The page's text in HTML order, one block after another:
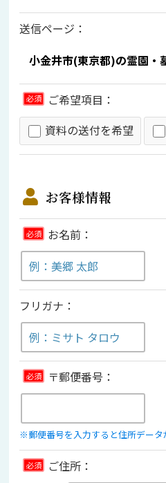
送信ページ：
必須
ご希望項目：
資料の送付を希望
お客様情報
必須 お名前：
フリガナ：
必須 〒郵便番号：
※郵便番号を入力すると住所データ
必須
ご住所：